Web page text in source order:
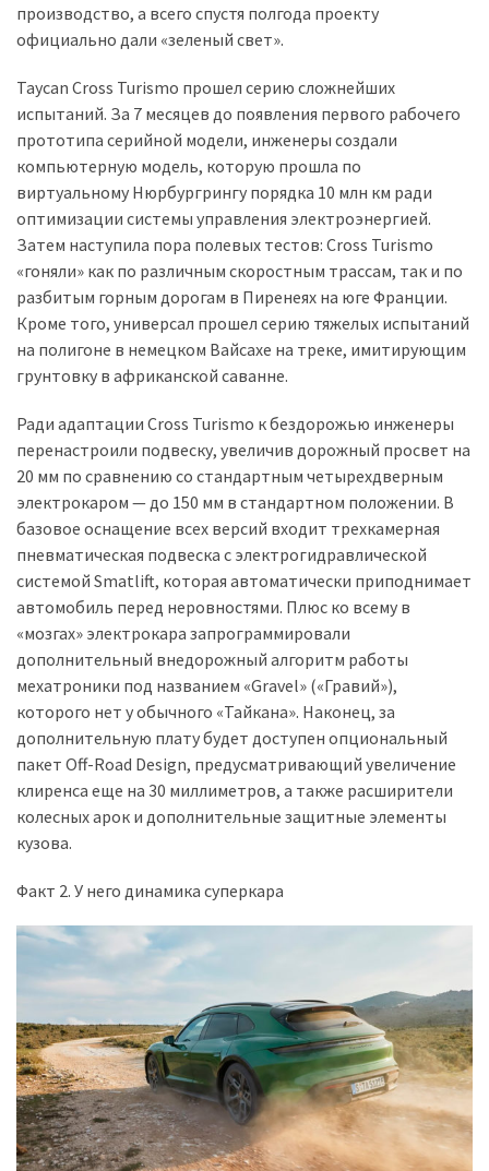
Автовласнику
(474)
Автозакон
Автошоу
(358)
Головне
(324)
Тест-
драйв
(212)
Без
рубрики
(142)
производство, а всего спустя полгода проекту
официально дали «зеленый свет».
Taycan Cross Turismo прошел серию сложнейших
испытаний. За 7 месяцев до появления первого рабочего
прототипа серийной модели, инженеры создали
компьютерную модель, которую прошла по
виртуальному Нюрбургрингу порядка 10 млн км ради
оптимизации системы управления электроэнергией.
Затем наступила пора полевых тестов: Cross Turismo
«гоняли» как по различным скоростным трассам, так и по
разбитым горным дорогам в Пиренеях на юге Франции.
Кроме того, универсал прошел серию тяжелых испытаний
на полигоне в немецком Вайсахе на треке, имитирующим
грунтовку в африканской саванне.
Ради адаптации Cross Turismo к бездорожью инженеры
перенастроили подвеску, увеличив дорожный просвет на
20 мм по сравнению со стандартным четырехдверным
электрокаром — до 150 мм в стандартном положении. В
базовое оснащение всех версий входит трехкамерная
пневматическая подвеска с электрогидравлической
системой Smatlift, которая автоматически приподнимает
автомобиль перед неровностями. Плюс ко всему в
«мозгах» электрокара запрограммировали
дополнительный внедорожный алгоритм работы
мехатроники под названием «Gravel» («Гравий»),
которого нет у обычного «Тайкана». Наконец, за
дополнительную плату будет доступен опциональный
пакет Off-Road Design, предусматривающий увеличение
клиренса еще на 30 миллиметров, а также расширители
колесных арок и дополнительные защитные элементы
кузова.
Факт 2. У него динамика суперкара